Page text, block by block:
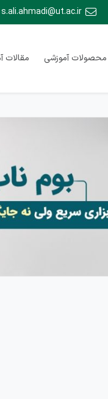
s.ali.ahmadi@ut.ac.ir
محصولات آموزشی مقالات